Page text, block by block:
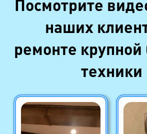
Посмотрите
наших
ремонте
техники